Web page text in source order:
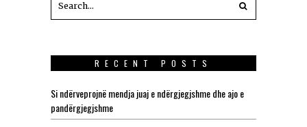
RECENT POSTS
Si ndërveprojnë mendja juaj e ndërgjegjshme dhe ajo e
pandërgjegjshme